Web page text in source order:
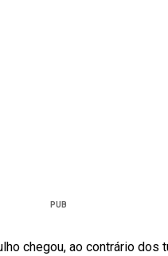
PUB
chegou, ao contrário dos